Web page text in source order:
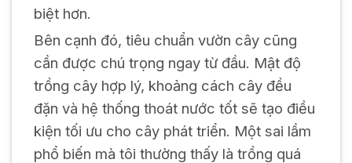
biệt hơn.
Bên cạnh đó, tiêu chuẩn vườn cây cũng
cần được chú trọng ngay từ đầu. Mật độ
trồng cây hợp lý, khoảng cách cây đều
đặn và hệ thống thoát nước tốt sẽ tạo điều
kiện tối ưu cho cây phát triển. Một sai lầm
phổ biến mà tôi thường thấy là trồng quá